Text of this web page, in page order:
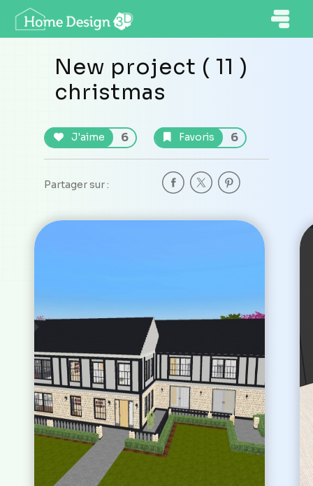
New project ( 11 )
christmas
J'aime 6 Favoris 6
Partager sur :